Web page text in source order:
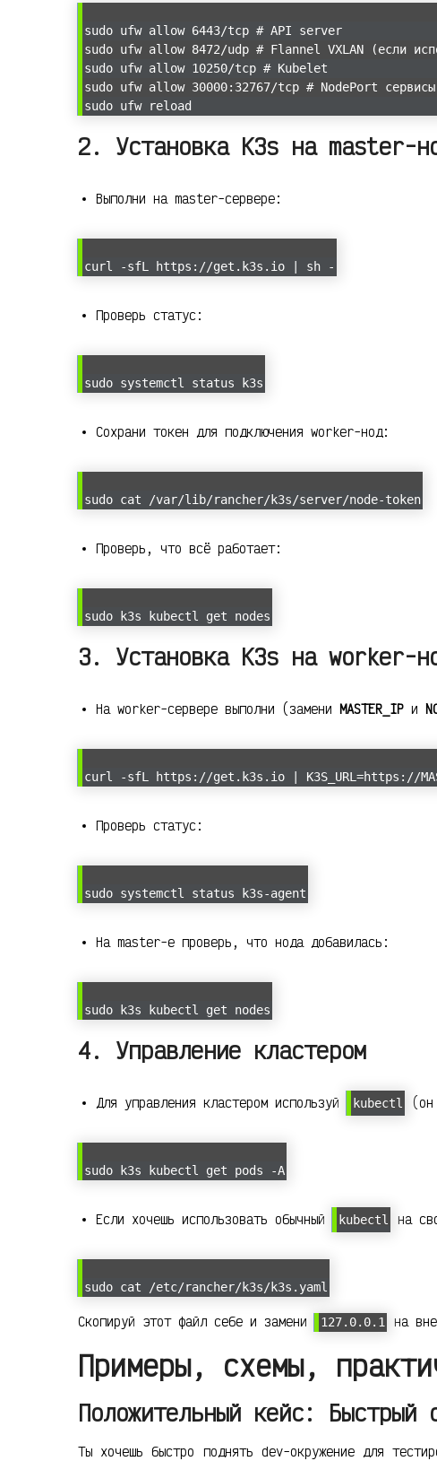
sudo ufw allow 6443/tcp # API server
sudo ufw allow 8472/udp # Flannel VXLAN (если
sudo ufw allow 10250/tcp # Kubelet
sudo ufw allow 30000:32767/tcp # NodePort сервисы
sudo ufw reload
2. Установка K3s на master-
Выполни на master-сервере:
curl -sfL https://get.k3s.io | sh -
Проверь статус:
sudo systemctl status k3s
Сохрани токен для подключения worker-нод:
sudo cat /var/lib/rancher/k3s/server/node-token
Проверь, что всё работает:
sudo k3s kubectl get nodes
3. Установка K3s на worker-
На worker-сервере выполни (замени MASTER_IP и
curl -sfL https://get.k3s.io | K3S_URL=https://
Проверь статус:
sudo systemctl status k3s-agent
На master-е проверь, что нода добавилась:
sudo k3s kubectl get nodes
4. Управление кластером
Для управления кластером используй kubectl (он
sudo k3s kubectl get pods -A
Если хочешь использовать обычный kubectl на
sudo cat /etc/rancher/k3s/k3s.yaml
Скопируй этот файл себе и замени 127.0.0.1 на
Примеры, схемы,
Положительный кейс: Быстрый
Ты хочешь быстро поднять dev-окружение для